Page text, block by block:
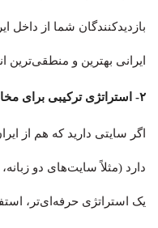
بازدیدکنندگان شما از داخل
ایرانی بهترین و
۲- استراتژی ترکیبی برای مخاطبان بین‌المللی
اگر سایتی دارید که هم از
دارد (مثلاً سایت‌های دو